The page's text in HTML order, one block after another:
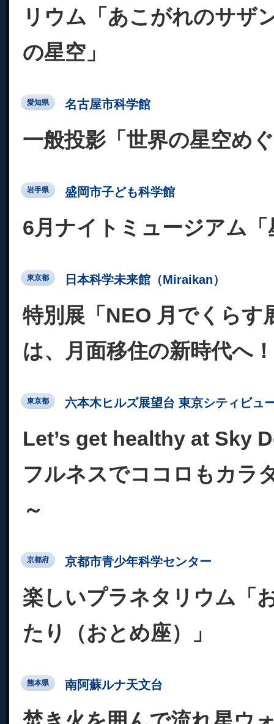
リウム「あこがれのサ
の星空」
愛知県 名古屋市科学館
一般投影「世界の星空め
岩手県 盛岡市子ども科学館
6月ナイトミュージアム
東京都 日本科学未来館（Miraikan）
特別展「NEO 月でくらす
は、月面移住の新時代へ
東京都 六本木ヒルズ展望台 東京シティビュ
Let’s get healthy at Sky
フルネスでココロもカラ
～
京都府 京都市青少年科学センター
楽しいプラネタリウム「
たり（おとめ座）」
熊本県 南阿蘇ルナ天文台